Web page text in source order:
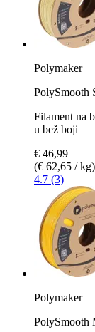
Polymaker
PolySmooth
Filament na
u bež boji
€ 46,99
(€ 62,65 / kg)
4.7 (3)
Polymaker
PolySmooth